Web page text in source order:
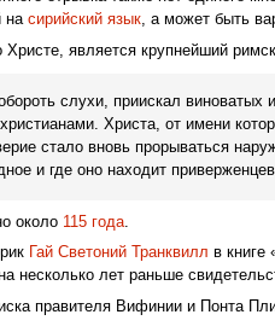
насирийский язык, а может быть
является крупнейший
слухи, приискал
Христа, от имени
стало вновь прорываться
и где оно находит
около 115 года.
Гай Светоний Транквилл в книге
несколько лет раньше
правителя Вифинии и Понта